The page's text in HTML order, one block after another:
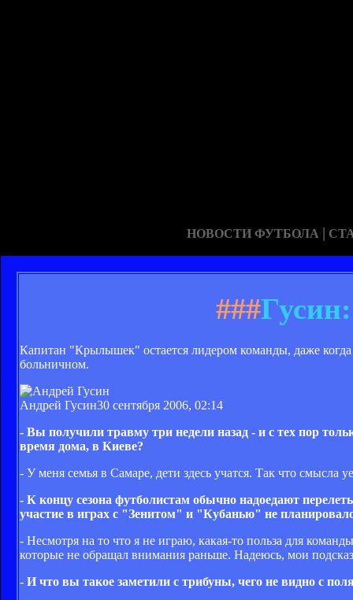
НОВОСТИ ФУТБОЛА |
###
Капитан "Крылышек" остается лидером команды, даже
больничном.
Андрей Гусин30 сентября 2006, 02:14
- Вы получили травму три недели назад - и с тех пор
время дома, в Киеве?
- У меня семья в Самаре, дети здесь учатся. Так что смысла
- К концу сезона футболистам обычно надоедают
участие в играх с "Зенитом" и "Кубанью" не
- Несмотря на то что я не играю, какая-то польза для
которые не обращал внимания раньше. Надеюсь, мои
- И что вы такое заметили с трибуны, чего не видно с